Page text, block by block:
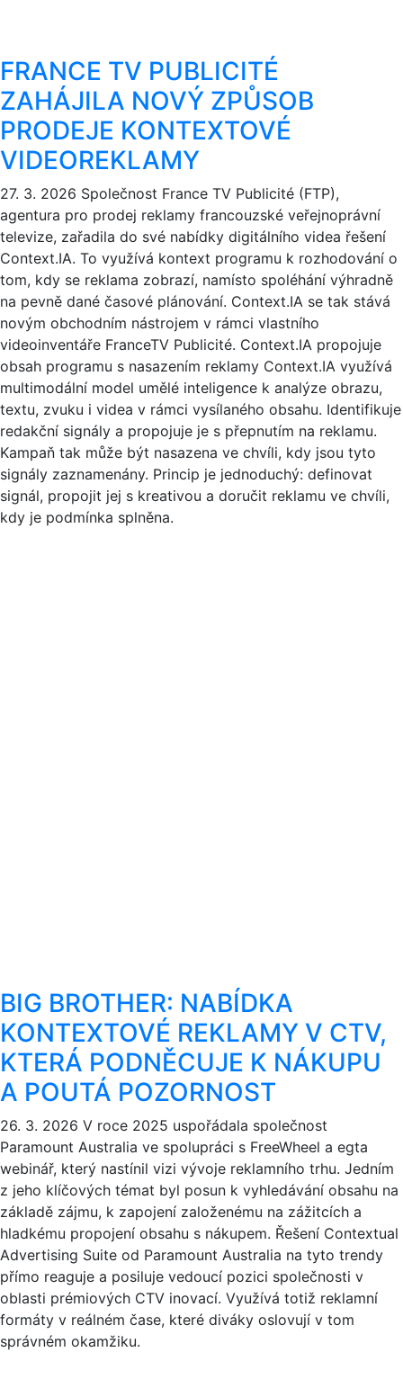
FRANCE TV PUBLICITÉ
ZAHÁJILA NOVÝ ZPŮSOB
PRODEJE KONTEXTOVÉ
VIDEOREKLAMY
27. 3. 2026 Společnost France TV Publicité (FTP),
agentura pro prodej reklamy francouzské veřejnoprávní
televize, zařadila do své nabídky digitálního videa řešení
Context.IA. To využívá kontext programu k rozhodování o
tom, kdy se reklama zobrazí, namísto spoléhání výhradně
na pevně dané časové plánování. Context.IA se tak stává
novým obchodním nástrojem v rámci vlastního
videoinventáře FranceTV Publicité. Context.IA propojuje
obsah programu s nasazením reklamy Context.IA využívá
multimodální model umělé inteligence k analýze obrazu,
textu, zvuku i videa v rámci vysílaného obsahu. Identifikuje
redakční signály a propojuje je s přepnutím na reklamu.
Kampaň tak může být nasazena ve chvíli, kdy jsou tyto
signály zaznamenány. Princip je jednoduchý: definovat
signál, propojit jej s kreativou a doručit reklamu ve chvíli,
kdy je podmínka splněna.
BIG BROTHER: NABÍDKA
KONTEXTOVÉ REKLAMY V CTV,
KTERÁ PODNĚCUJE K NÁKUPU
A POUTÁ POZORNOST
26. 3. 2026 V roce 2025 uspořádala společnost
Paramount Australia ve spolupráci s FreeWheel a egta
webinář, který nastínil vizi vývoje reklamního trhu. Jedním
z jeho klíčových témat byl posun k vyhledávání obsahu na
základě zájmu, k zapojení založenému na zážitcích a
hladkému propojení obsahu s nákupem. Řešení Contextual
Advertising Suite od Paramount Australia na tyto trendy
přímo reaguje a posiluje vedoucí pozici společnosti v
oblasti prémiových CTV inovací. Využívá totiž reklamní
formáty v reálném čase, které diváky oslovují v tom
správném okamžiku.